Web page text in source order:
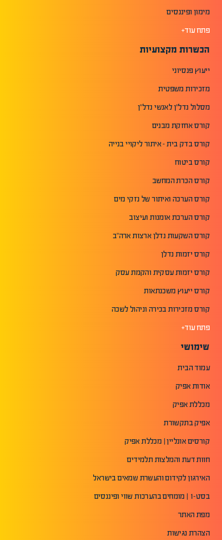
מימון ופיננסים
פתח עוד+
הכשרות מקצועיות
ייעוץ פנסיוני
מזכירות משפטית
מסלול נדל"ן לאנשי נדל"ן
קורס אחזקת מבנים
קורס בדק בית - איתור ליקויי בנייה
קורס ביטוח
קורס הכרת המחשב
קורס הערכה ואיתור של נזקי מים
קורס הערכת אומנות ועיצוב
קורס השקעות נדלן ארצות ארה"ב
קורס יזמות נדלן
קורס יזמות עסקית והקמת עסק
קורס ייעוץ משכנתאות
קורס מזכירות בכירה וניהול לשכה
פתח עוד+
שימושי
עמוד הבית
אודות אפיק
מכללת אפיק
אפיק בתקשורת
קורסים אונליין | מכללת אפיק
חוות דעת והמלצות תלמידים
האירגון לקידום והעשרת שמאים בישראל
בסט-1 | מומחים בהערכות שווי ופיננסים
מפת האתר
הצהרת נגישות